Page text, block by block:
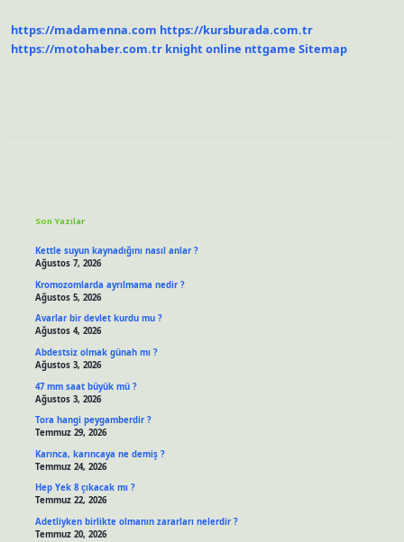
https://madamenna.com https://kursburada.com.tr
https://motohaber.com.tr knight online nttgame Sitemap
Son Yazılar
Kettle suyun kaynadığını nasıl anlar ?
Ağustos 7, 2026
Kromozomlarda ayrılmama nedir ?
Ağustos 5, 2026
Avarlar bir devlet kurdu mu ?
Ağustos 4, 2026
Abdestsiz olmak günah mı ?
Ağustos 3, 2026
47 mm saat büyük mü ?
Ağustos 3, 2026
Tora hangi peygamberdir ?
Temmuz 29, 2026
Karınca, karıncaya ne demiş ?
Temmuz 24, 2026
Hep Yek 8 çıkacak mı ?
Temmuz 22, 2026
Adetliyken birlikte olmanın zararları nelerdir ?
Temmuz 20, 2026